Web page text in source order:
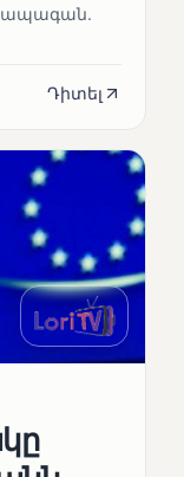
ապագան.
Դիտել